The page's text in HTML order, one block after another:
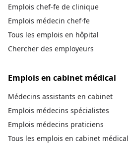
Emplois chef-fe de clinique
Emplois médecin chef·fe
Tous les emplois en hôpital
Chercher des employeurs
Emplois en cabinet médical
Médecins assistants en cabinet
Emplois médecins spécialistes
Emplois médecins praticiens
Tous les emplois en cabinet médical